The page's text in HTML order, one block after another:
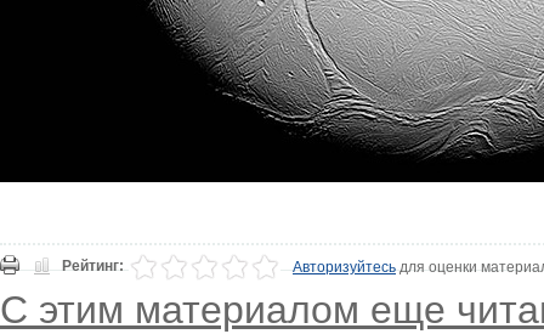
Рейтинг: Авторизуйтесьдля оценки
С этим материалом еще